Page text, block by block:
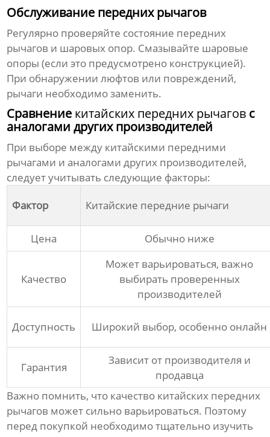
Обслуживание передних рычагов
Регулярно проверяйте состояние передних
рычагов и шаровых опор. Смазывайте шаровые
опоры (если это предусмотрено конструкцией).
При обнаружении люфтов или повреждений,
рычаги необходимо заменить.
Сравнение китайских передних рычагов с
аналогами других производителей
При выборе между китайскими передними
рычагами и аналогами других производителей,
следует учитывать следующие факторы:
Фактор
Китайские передние рычаги
Цена Обычно ниже
Качество
Может варьироваться, важно
выбирать проверенных
производителей
Доступность Широкий выбор, особенно онлайн
Гарантия
Зависит от производителя и
продавца
Важно помнить, что качество китайских передних
рычагов может сильно варьироваться. Поэтому
перед покупкой необходимо тщательно изучить